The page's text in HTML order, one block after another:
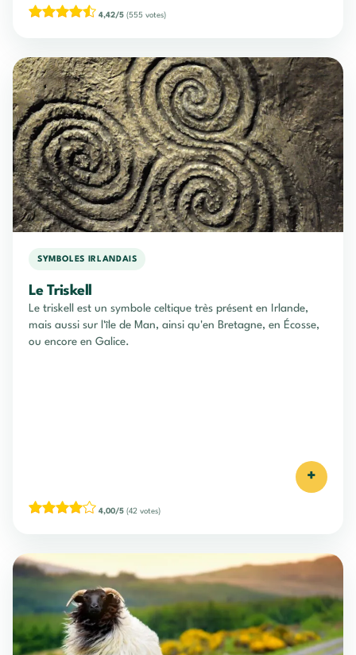
4,42/5 (555 votes)
SYMBOLES IRLANDAIS
Le Triskell
Le triskell est un symbole celtique très présent en Irlande,
mais aussi sur l'île de Man, ainsi qu'en Bretagne, en Écosse,
ou encore en Galice.
+
4,00/5 (42 votes)